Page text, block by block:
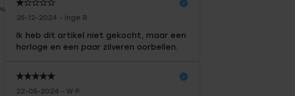
25-12-2024 - Inge R.
Ik heb dit artikel niet gekocht, maar een
horloge en een paar zilveren oorbellen.
22-05-2024 - W P.